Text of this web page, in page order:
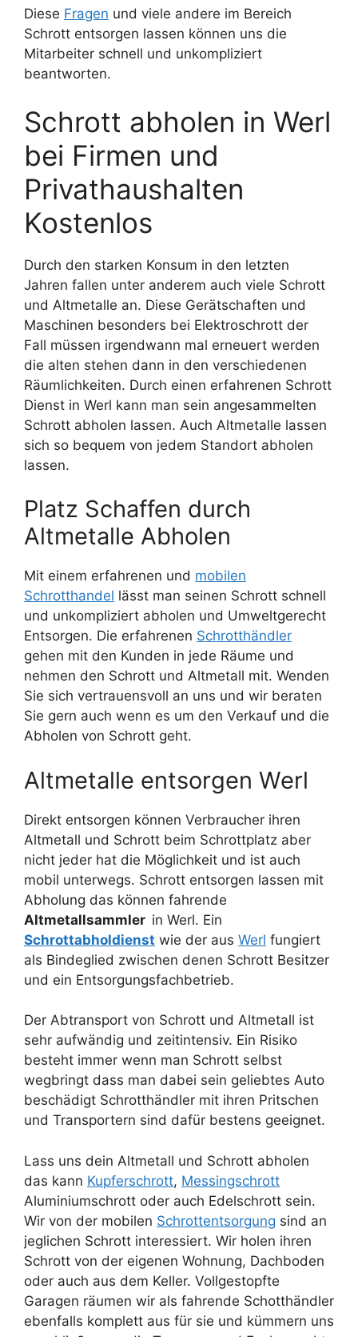
Diese Fragen und viele andere im Bereich
Schrott entsorgen lassen können uns die
Mitarbeiter schnell und unkompliziert
beantworten.
Schrott abholen in Werl
bei Firmen und
Privathaushalten
Kostenlos
Durch den starken Konsum in den letzten
Jahren fallen unter anderem auch viele Schrott
und Altmetalle an. Diese Gerätschaften und
Maschinen besonders bei Elektroschrott der
Fall müssen irgendwann mal erneuert werden
die alten stehen dann in den verschiedenen
Räumlichkeiten. Durch einen erfahrenen Schrott
Dienst in Werl kann man sein angesammelten
Schrott abholen lassen. Auch Altmetalle lassen
sich so bequem von jedem Standort abholen
lassen.
Platz Schaffen durch
Altmetalle Abholen
Mit einem erfahrenen und mobilen
Schrotthandel lässt man seinen Schrott schnell
und unkompliziert abholen und Umweltgerecht
Entsorgen. Die erfahrenen Schrotthändler
gehen mit den Kunden in jede Räume und
nehmen den Schrott und Altmetall mit. Wenden
Sie sich vertrauensvoll an uns und wir beraten
Sie gern auch wenn es um den Verkauf und die
Abholen von Schrott geht.
Altmetalle entsorgen Werl
Direkt entsorgen können Verbraucher ihren
Altmetall und Schrott beim Schrottplatz aber
nicht jeder hat die Möglichkeit und ist auch
mobil unterwegs. Schrott entsorgen lassen mit
Abholung das können fahrende
Altmetallsammler in Werl. Ein
Schrottabholdienst wie der aus Werl fungiert
als Bindeglied zwischen denen Schrott Besitzer
und ein Entsorgungsfachbetrieb.
Der Abtransport von Schrott und Altmetall ist
sehr aufwändig und zeitintensiv. Ein Risiko
besteht immer wenn man Schrott selbst
wegbringt dass man dabei sein geliebtes Auto
beschädigt Schrotthändler mit ihren Pritschen
und Transportern sind dafür bestens geeignet.
Lass uns dein Altmetall und Schrott abholen
das kann Kupferschrott, Messingschrott
Aluminiumschrott oder auch Edelschrott sein.
Wir von der mobilen Schrottentsorgung sind an
jeglichen Schrott interessiert. Wir holen ihren
Schrott von der eigenen Wohnung, Dachboden
oder auch aus dem Keller. Vollgestopfte
Garagen räumen wir als fahrende Schotthändler
ebenfalls komplett aus für sie und kümmern uns